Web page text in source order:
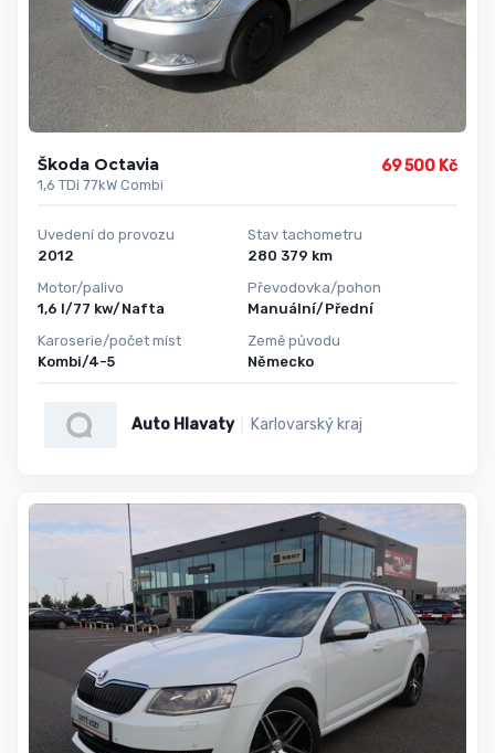
Škoda Octavia
1,6 TDi 77kW Combi
69 500 Kč
Uvedení do provozu
2012
Motor/palivo
1,6 l/77 kw/Nafta
Karoserie/počet míst
Kombi/4-5
Stav tachometru
280 379 km
Převodovka/pohon
Manuální/Přední
Země původu
Německo
Auto Hlavaty Karlovarský kraj